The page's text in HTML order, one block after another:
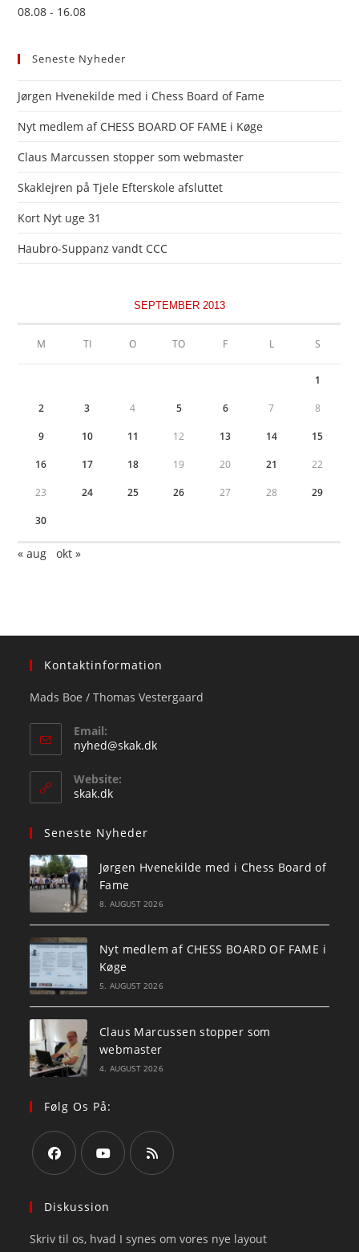
08.08 - 16.08
Seneste Nyheder
Jørgen Hvenekilde med i Chess Board of Fame
Nyt medlem af CHESS BOARD OF FAME i Køge
Claus Marcussen stopper som webmaster
Skaklejren på Tjele Efterskole afsluttet
Kort Nyt uge 31
Haubro-Suppanz vandt CCC
SEPTEMBER 2013
M TI O TO F L S
1
2 3 4 5 6 7 8
9 10 11 12 13 14 15
16 17 18 19 20 21 22
23 24 25 26 27 28 29
30
« aug okt »
Kontaktinformation
Mads Boe / Thomas Vestergaard
Email:
nyhed@skak.dkOpens
Website:
skak.dk
Seneste Nyheder
Jørgen Hvenekilde med i Chess Board of
Fame
8. AUGUST 2026
Nyt medlem af CHESS BOARD OF FAME i
Køge
5. AUGUST 2026
Claus Marcussen stopper som
webmaster
4. AUGUST 2026
Følg Os På:
in
new
in
new
new
Diskussion
Skriv til os, hvad I synes om vores nye layout